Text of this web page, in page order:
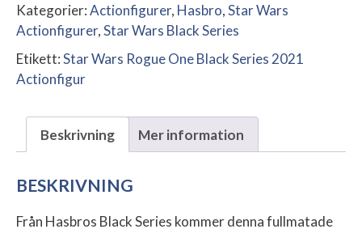
Kategorier:Actionfigurer, Hasbro,Star Wars
Actionfigurer,Star Wars Black Series
Etikett:Star Wars Rogue One Black Series 2021
Actionfigur
Beskrivning Mer information
BESKRIVNING
Från Hasbros Black Series kommer denna fullmatade